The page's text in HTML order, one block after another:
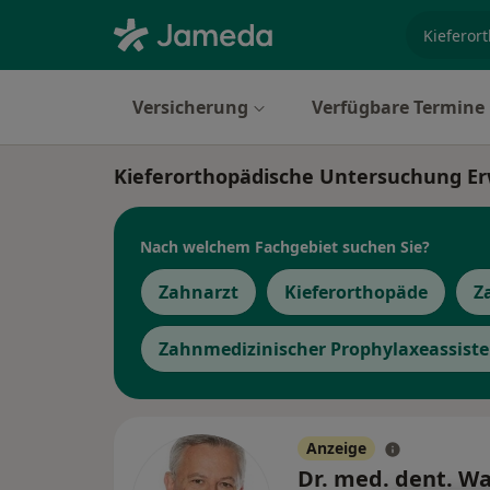
Versicherung Verfügbare Termine
Kieferorthopädische Untersuchung
Nach welchem Fachgebiet suchen Sie?
Zahnarzt Kieferorthopäde
Zahnmedizinischer
Anzeige
Dr. med. dent.